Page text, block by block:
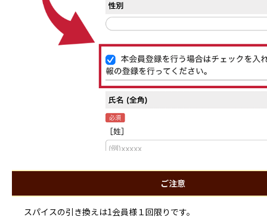
ご注意
スパイスの引き換えは1会員様１回限りです。